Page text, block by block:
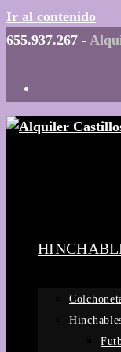
Ir al contenido
655.937.267 -